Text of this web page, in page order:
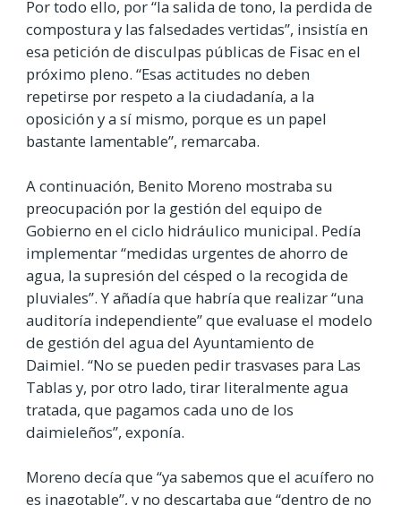
Por todo ello, por “la salida de tono, la perdida de
compostura y las falsedades vertidas”, insistía en
esa petición de disculpas públicas de Fisac en el
próximo pleno. “Esas actitudes no deben
repetirse por respeto a la ciudadanía, a la
oposición y a sí mismo, porque es un papel
bastante lamentable”, remarcaba.
A continuación, Benito Moreno mostraba su
preocupación por la gestión del equipo de
Gobierno en el ciclo hidráulico municipal. Pedía
implementar “medidas urgentes de ahorro de
agua, la supresión del césped o la recogida de
pluviales”. Y añadía que habría que realizar “una
auditoría independiente” que evaluase el modelo
de gestión del agua del Ayuntamiento de
Daimiel. “No se pueden pedir trasvases para Las
Tablas y, por otro lado, tirar literalmente agua
tratada, que pagamos cada uno de los
daimieleños”, exponía.
Moreno decía que “ya sabemos que el acuífero no
es inagotable”, y no descartaba que “dentro de no